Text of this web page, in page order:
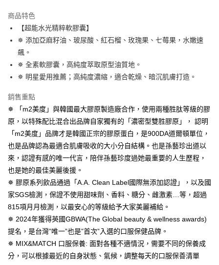
Apple Pay
街口支付
悠遊付
大哥付你分期
相關說明
1.本服務由台灣大哥大提供，台灣大哥大用戶可立即使用無須另外申請。
2.付款方式選擇「大哥付你分期」，訂單成立後會自動跳轉到大哥付的交易
流程，驗證手機門號後，選擇欲分期的期數、繳款截止日，確認付款後即完
成交易。
3.實際核准額度、可分期數及費用金額請依後續交易確認頁面所載為準。
4.訂單成立30分鐘內，如未前往確認交易或遇審核未通過，訂單將自動取
法說明評估內容。
【繳款方式說明】
1.分期款項不併入電信帳單，「大哥付你分期」於每月結算日後寄送繳費提
醒簡訊。
2.透過簡訊連結打開帳單後，可選擇「超商條碼／台灣大直營門市／銀行轉
帳／街口支付／iPASS MONEY」等通路繳費。
【注意事項】
1.本服務係由「台灣大哥大股份有限公司」（以下簡稱本公司）所提供，讓
用戶於交易時，得透過本服務購買商品或服務，並由商店將買賣／分期付款
買賣價金債權讓與本公司後，依約使用本公司帳單繳交帳款。
AFTEE先享後付
相關說明
【關於「AFTEE先享後付」】
AFTEE先享後付是「在收到商品之後才付款」的支付方式。 讓您購物簡單
便利好安心！
１．簡單：不需註冊會員、不需綁卡、不需儲值。
２．便利：只要手機號碼，簡訊認證，即可結帳。
【「AFTEE先享後付」結帳流程】
１．於結帳方式選擇「AFTEE先享後付」後，將跳轉至「AFTEE先享後付」
結帳頁面，進行簡訊認證並確認金額後，即可完成結帳。
２．訂單成立數日內，您將收到繳費通知簡訊。
３．收到繳費通知簡訊後14天內，點擊此簡訊中的連結，可透過四大超商／
ATM／網路銀行／等多元方式進行付款，方視為交易完成。
※ 請注意：結帳手續完成當下不需立刻繳費，但若您需要取消訂單，請聯絡
購買商品的店家。未經商家同意取消之訂單仍視為有效，需透過AFTEE先享
全家取貨付款
每筆NT$100，滿NT$600(含以上)免運費
付款後全家取貨
每筆NT$100，滿NT$600(含以上)免運費
萊爾富取貨付款
每筆NT$100，滿NT$600(含以上)免運費
商品特色
【超能水光精粹軟膠囊】
✵ 添加亞麻籽油、玻尿酸、紅石榴、玫瑰果、七莓果，水嫩速
飆。
✵ 全素軟膠囊，高純度萃取原型油質地。
✵ 明星愛用推薦；高純度濃縮，適合乾燥、暗沉肌膚打造。
銷售重點
✵ 「m2美度」與韓國最大膠原製造廠合作，使用兩種胜肽等級的膠
原，以特殊配比混合出品牌自家獨有的「濃密型雙胜膠原」， 認明
「m2美度」品牌才是韓國正宗的膠原蛋白，是900DA道爾頓單位，
也是品牌認為最適合肌膚吸收的大小分自結構。也是孫藝珍出道以
來，認證有感的唯一代言，陪伴孫藝珍度過她最重要的人生歷程，
也是她的最佳美麗後援。
✵ 膠原系列飲品通過「A.A. Clean Label國際無添加認證」，以及國
家SGS檢測，保證不使用甜味劑、香料、糖分、雌激素…等，超過
815項月月檢測，以最安心的等級給予大家美麗補給。
✵ 2024年獲得英國GBWA(The Global beauty & wellness awards)
提名，是台灣”唯一”也是”首次”入選的口服保健品牌。
✵ MIX&MATCH 口服保養: 面對各種不適情況，需要不同的保養成
分，可以根據最近的自身狀態、氣候，調整每天的口服保善清單